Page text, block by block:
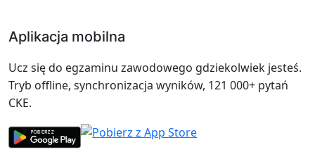
Aplikacja mobilna
Ucz się do egzaminu zawodowego gdziekolwiek jesteś.
Tryb offline, synchronizacja wyników, 121 000+ pytań
CKE.